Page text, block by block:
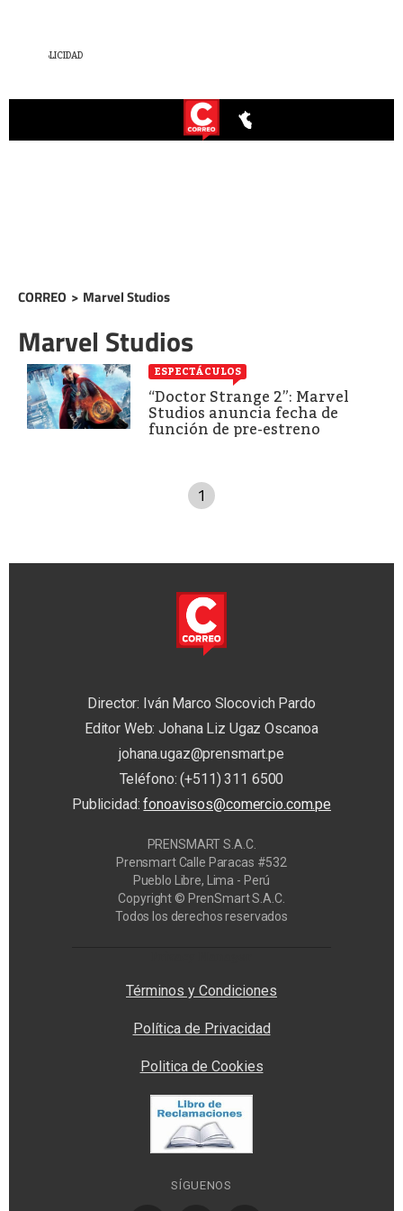
CORREO > Marvel Studios
Marvel Studios
ESPECTÁCULOS
“Doctor Strange 2”: Marvel
Studios anuncia fecha de
función de pre-estreno
1
Director: Iván Marco Slocovich Pardo
Editor Web: Johana Liz Ugaz Oscanoa
johana.ugaz@prensmart.pe
Teléfono: (+511) 311 6500
Publicidad:fonoavisos@comercio.com.pe
PRENSMART S.A.C.
Prensmart Calle Paracas #532
Pueblo Libre, Lima - Perú
Copyright © PrenSmart S.A.C.
Todos los derechos reservados
Términos y Condiciones
Política de Privacidad
Politica de Cookies
SÍGUENOS